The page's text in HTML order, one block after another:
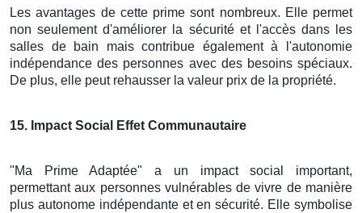
Les avantages de cette prime sont nombreux. Elle permet
non seulement d'améliorer la sécurité et l'accès dans les
salles de bain mais contribue également à l'autonomie
indépendance des personnes avec des besoins spéciaux.
De plus, elle peut rehausser la valeur prix de la propriété.
15. Impact Social Effet Communautaire
"Ma Prime Adaptée" a un impact social important,
permettant aux personnes vulnérables de vivre de manière
plus autonome indépendante et en sécurité. Elle symbolise